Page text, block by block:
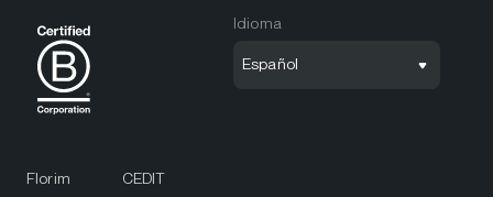
Idioma
Español
Florim CEDIT